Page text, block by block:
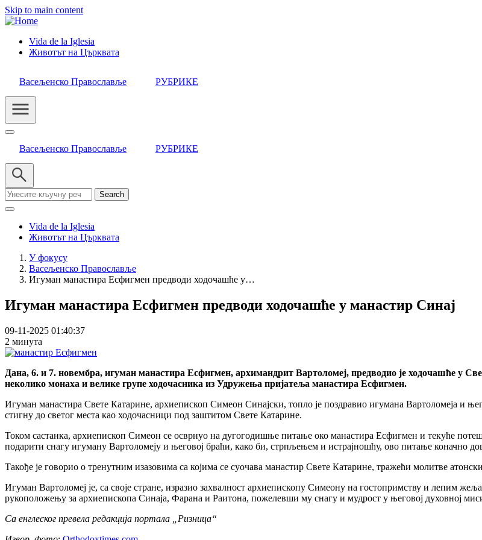
Skip to main content
Header
Menu
Vida de la Iglesia
Животът на Църквата
Васељенско Православље РУБРИКЕ
Васељенско Православље РУБРИКЕ
Search
Vida de la Iglesia
Животът на Църквата
Breadcrumb
У фокусу
Васељенско Православље
Игуман манастира Есфигмен предводи ходочашће у…
Игуман манастира Есфигмен предводи ходочашће у манастир Синај
09-11-2025 01:40:37
2 минута
Дана, 6. и 7. новембра, игуман манастира Есфигмен, архимандрит Вартоломеј, предводио је ходочашће у
неколико монаха и велике групе ходочасника из Удружења пријатеља манастира Есфигмен.
Игуман манастира Свете Катарине, архиепископ Симеон Синајски, топло је поздравио игумана Вартоломеја и
стигну до светог места као ходочасници под заштитом Свете Катарине.
Током састанка, архиепископ Симеон се осврнуо на дугогодишње питање око манастира Есфигмен и текуће
подарити снагу игуману Вартоломеју и његовој браћи, како би, стрпљењем и истрајношћу, ово питање коначно
Такође је говорио о тренутним изазовима са којима се суочава манастир Свете Катарине, тражећи молитве
Игуман Вартоломеј је, са своје стране, изразио захвалност архиепископу Симеону на гостопримству и лепим
рукоположењу за архиепископа Синаја, Фарана и Раитона, пожелевши му снагу и мудрост у његовој духовној
Са енглеског превела редакција портала „Ризница“